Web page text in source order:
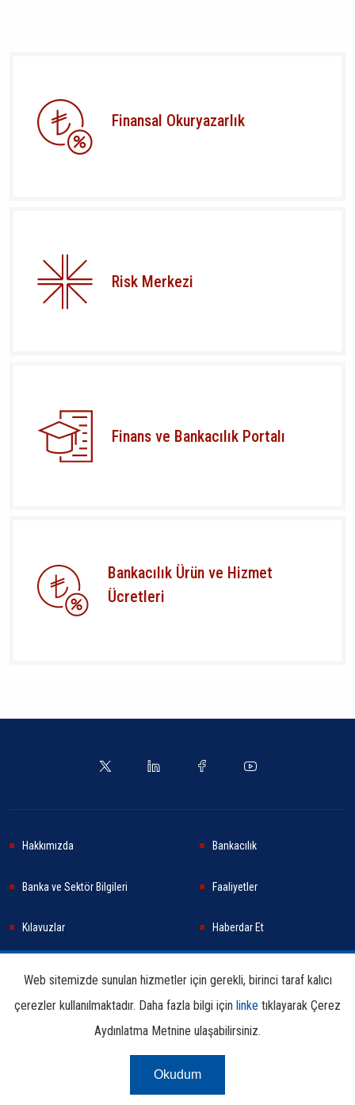
Finansal Okuryazarlık
Risk Merkezi
Finans ve Bankacılık Portalı
Bankacılık Ürün ve Hizmet
Ücretleri
Hakkımızda Bankacılık
Banka ve Sektör Bilgileri Faaliyetler
Kılavuzlar Haberdar Et
Araştırma ve Yayınlar İletişim Bilgileri
Kullanım
Koşulları
Web sitemizde sunulan hizmetler için gerekli, birinci taraf kalıcı
çerezler kullanılmaktadır. Daha fazla bilgi için linke tıklayarak Çerez
Aydınlatma Metnine ulaşabilirsiniz.
Okudum